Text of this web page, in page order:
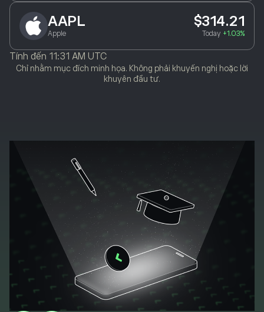
AAPL
Apple
$314.21
Today +1.03%
Tính đến 11:31 AM UTC
Chỉ nhằm mục đích minh họa. Không phải khuyến nghị hoặc lời
khuyên đầu tư.